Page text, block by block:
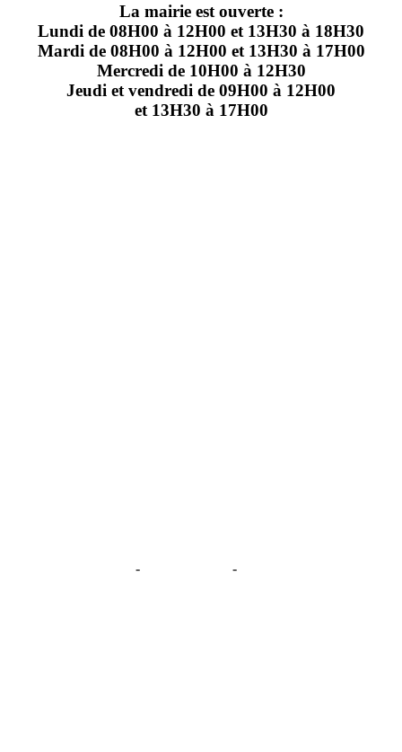
La mairie est ouverte :
Lundi de 08H00 à 12H00 et 13H30 à 18H30
Mardi de 08H00 à 12H00 et 13H30 à 17H00
Mercredi de 10H00 à 12H30
Jeudi et vendredi de 09H00 à 12H00
et 13H30 à 17H00
- -